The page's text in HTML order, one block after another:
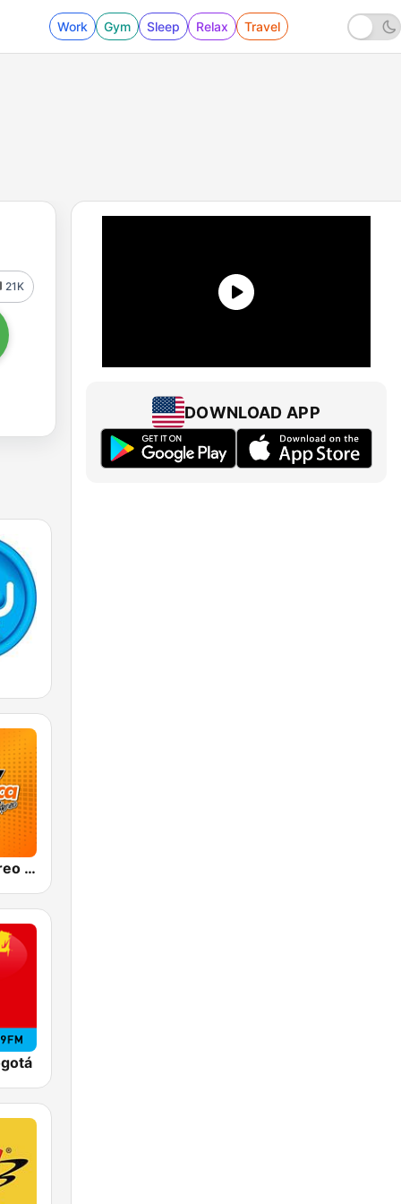
Work Gym Sleep Relax Travel
21K
Olímpica Stereo Bogotá 105.9 FM
DOWNLOAD APP